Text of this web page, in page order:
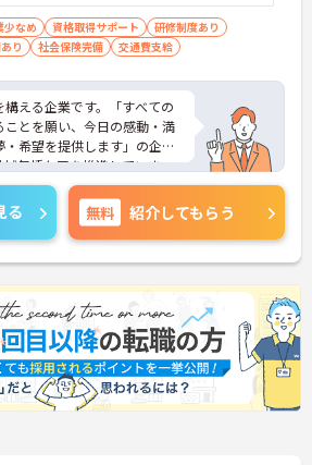
少なめ 資格取得サポート
研修制度あり
り
社会保険完備 交通費支給
える企業です。「すべての
ことを願い、今日の感動・満
希望を提供します」の企業
包括ケアを推進していま
接対策ポイントなど、さら
すのでお気軽にご相談くだ
る 無料 紹介してもらう